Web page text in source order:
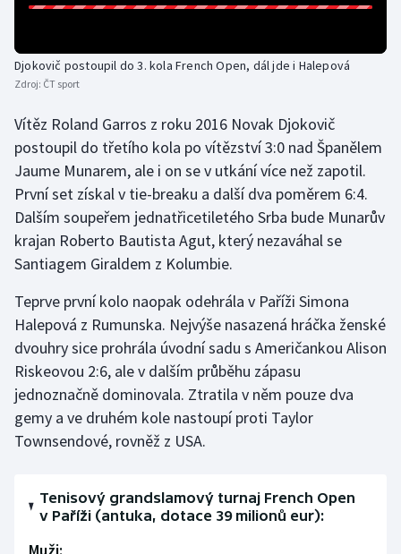
Djokovič postoupil do 3. kola French Open, dál jde i Halepová
Zdroj: ČT sport
Vítěz Roland Garros z roku 2016 Novak Djokovič
postoupil do třetího kola po vítězství 3:0 nad Španělem
Jaume Munarem, ale i on se v utkání více než zapotil.
První set získal v tie-breaku a další dva poměrem 6:4.
Dalším soupeřem jednatřicetiletého Srba bude Munarův
krajan Roberto Bautista Agut, který nezaváhal se
Santiagem Giraldem z Kolumbie.
Teprve první kolo naopak odehrála v Paříži Simona
Halepová z Rumunska. Nejvýše nasazená hráčka ženské
dvouhry sice prohrála úvodní sadu s Američankou Alison
Riskeovou 2:6, ale v dalším průběhu zápasu
jednoznačně dominovala. Ztratila v něm pouze dva
gemy a ve druhém kole nastoupí proti Taylor
Townsendové, rovněž z USA.
Tenisový grandslamový turnaj French Open
v Paříži (antuka, dotace 39 milionů eur):